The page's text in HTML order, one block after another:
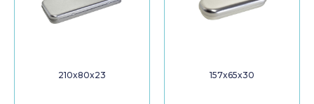
210x80x23 157x65x30